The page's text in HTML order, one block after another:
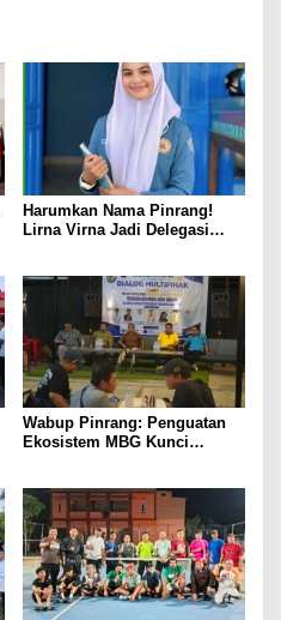
Harumkan Nama Pinrang!
Lirna Virna Jadi Delegasi
Wabup Pinrang: Penguatan
Ekosistem MBG Kunci